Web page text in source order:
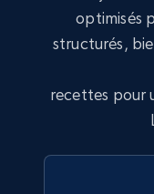
988+
Ikea - Products
count, Main
optimisés
structurés,
recettes pour